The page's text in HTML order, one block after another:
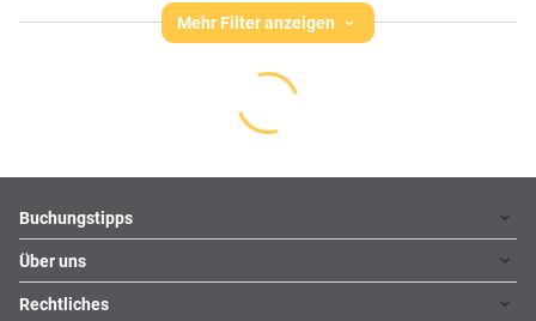
Mehr Filter anzeigen
Footer navigation
Buchungstipps
Warum im Reisebüro buchen
Hoteltipps
Über uns
Kontakt
Rechtliches